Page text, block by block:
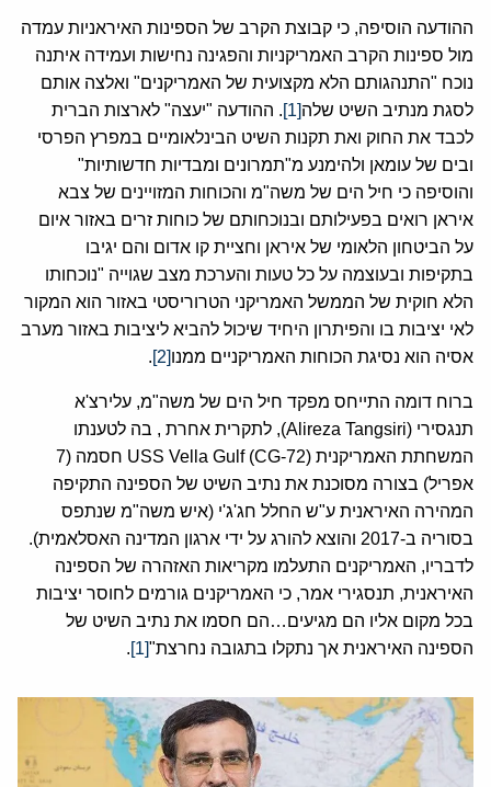
ההודעה הוסיפה, כי קבוצת הקרב של הספינות האיראניות עמדה
מול ספינות הקרב האמריקניות והפגינה נחישות ועמידה איתנה
נוכח "התנהגותם הלא מקצועית של האמריקנים" ואלצה אותם
לסגת מנתיב השיט שלה[1]
. ההודעה "יעצה" לארצות הברית
לכבד את החוק ואת תקנות השיט הבינלאומיים במפרץ הפרסי
ובים של עומאן ולהימנע מ"תמרונים ומבדיות חדשותיות"
והוסיפה כי חיל הים של משה"מ והכוחות המזויינים של צבא
איראן רואים בפעילותם ובנוכחותם של כוחות זרים באזור איום
על הביטחון הלאומי של איראן וחציית קו אדום והם יגיבו
בתקיפות ובעוצמה על כל טעות והערכת מצב שגוייה "נוכחותו
הלא חוקית של הממשל האמריקני הטרוריסטי באזור הוא המקור
לאי יציבות בו והפיתרון היחיד שיכול להביא ליציבות באזור מערב
אסיה הוא נסיגת הכוחות האמריקניים ממנו[2]
.
ברוח דומה התייחס מפקד חיל הים של משה"מ, עלירצ'א
תנגסירי (Alireza Tangsiri), לתקרית אחרת , בה לטענתו
המשחתת האמריקנית USS Vella Gulf (CG-72) חסמה (7
אפריל) בצורה מסוכנת את נתיב השיט של הספינה התקיפה
המהירה האיראנית ע"ש החלל חג'ג'י (איש משה"מ שנתפס
בסוריה ב-2017 והוצא להורג על ידי ארגון המדינה האסלאמית).
לדבריו, האמריקנים התעלמו מקריאות האזהרה של הספינה
האיראנית, תנסגירי אמר, כי האמריקנים גורמים לחוסר יציבות
בכל מקום אליו הם מגיעים…הם חסמו את נתיב השיט של
הספינה האיראנית אך נתקלו בתגובה נחרצת"[1]
.